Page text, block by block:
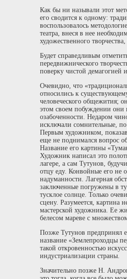
Как бы ни называли этот
его сводится к одному:
воспользовалось
театра, внеся в нее
художественного
Будет справедливым
передвижнического
поверку чистой
Очевидно, что
относились к
человеческого общежития;
этом своем побуждении они
озабоченности. Недаром
исключали сомнительные,
Первым художником,
еще не поднимался вопрос
Название его картины
Художник написал это
лагере, а сам Тутунов,
отцу еду. Конвойные его не
надуманности. Лагерная
заключенные погружены в
тусклое солнце. Только
сцену. Разумеется, картина
мастерской художника. Ее
белесом мареве с
Позже Тутунов предпринял
название «Землепроходцы
такой откровенностью
индустриализации страны.
Значительно позже Н.